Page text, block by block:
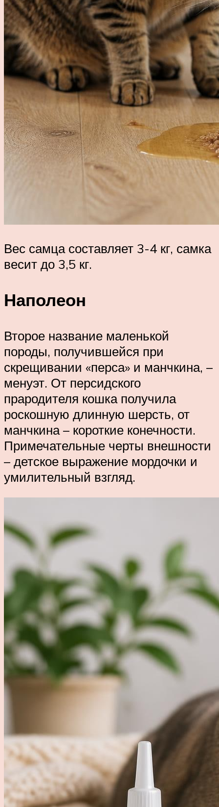
Вес самца составляет 3-4 кг, самка
весит до 3,5 кг.
Наполеон
Второе название маленькой
породы, получившейся при
скрещивании «перса» и манчкина, –
менуэт. От персидского
прародителя кошка получила
роскошную длинную шерсть, от
манчкина – короткие конечности.
Примечательные черты внешности
– детское выражение мордочки и
умилительный взгляд.